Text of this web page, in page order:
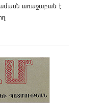
առաջաբան է